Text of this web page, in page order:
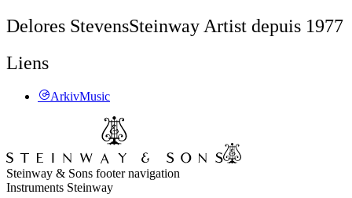
Delores StevensSteinway Artist depuis 1977
Liens
ArkivMusic
Steinway & Sons footer navigation
Instruments Steinway